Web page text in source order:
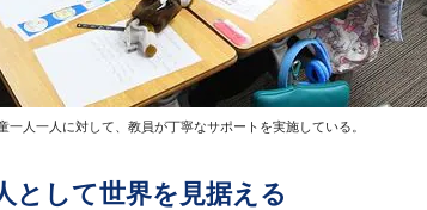
一人一人に対して、教員が丁寧なサポートを実施している。
として世界を見据える